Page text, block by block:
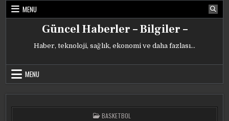
Skip
MENU
Güncel Haberler – Bilgiler –
Haber, teknoloji, sağlık, ekonomi ve daha fazlası…
MENU
POSTED
BASKETBOL